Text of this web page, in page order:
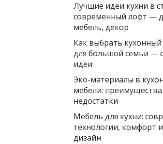
Лучшие идеи кухни в
современный лофт —
мебель, декор
Как выбрать кухонный
для большой семьи —
идеи
Эко-материалы в
мебели:
недостатки
Мебель для кухни:
технологии, комфорт
дизайн